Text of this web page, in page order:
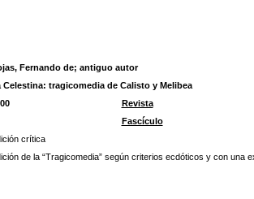
Fernando de; antiguo autor
Celestina: tragicomedia de Calisto y Melibea
Revista
Fascículo
crítica
de la “Tragicomedia” según criterios ecdóticos y con una